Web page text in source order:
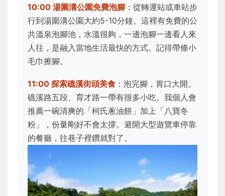
10:00 湯圍溝公園免費泡腳 ：從轉運站或車站步
行到湯圍溝公園大約5-10分鐘。這裡有免費的公
共溫泉泡腳池，水溫很夠，一邊泡腳一邊看人來
人往，是融入當地生活最快的方式。記得帶條小
毛巾擦腳。
11:00 探索礁溪街頭美食 ：泡完腳，胃口大開。
礁溪路五段、育才路一帶有很多小吃。我個人會
推薦一碗清爽的「柯氏蔥油餅」加上「八寶冬
粉」，份量剛好不會太撐。避開大型遊覽車停靠
的餐廳，往巷子裡鑽就對了。